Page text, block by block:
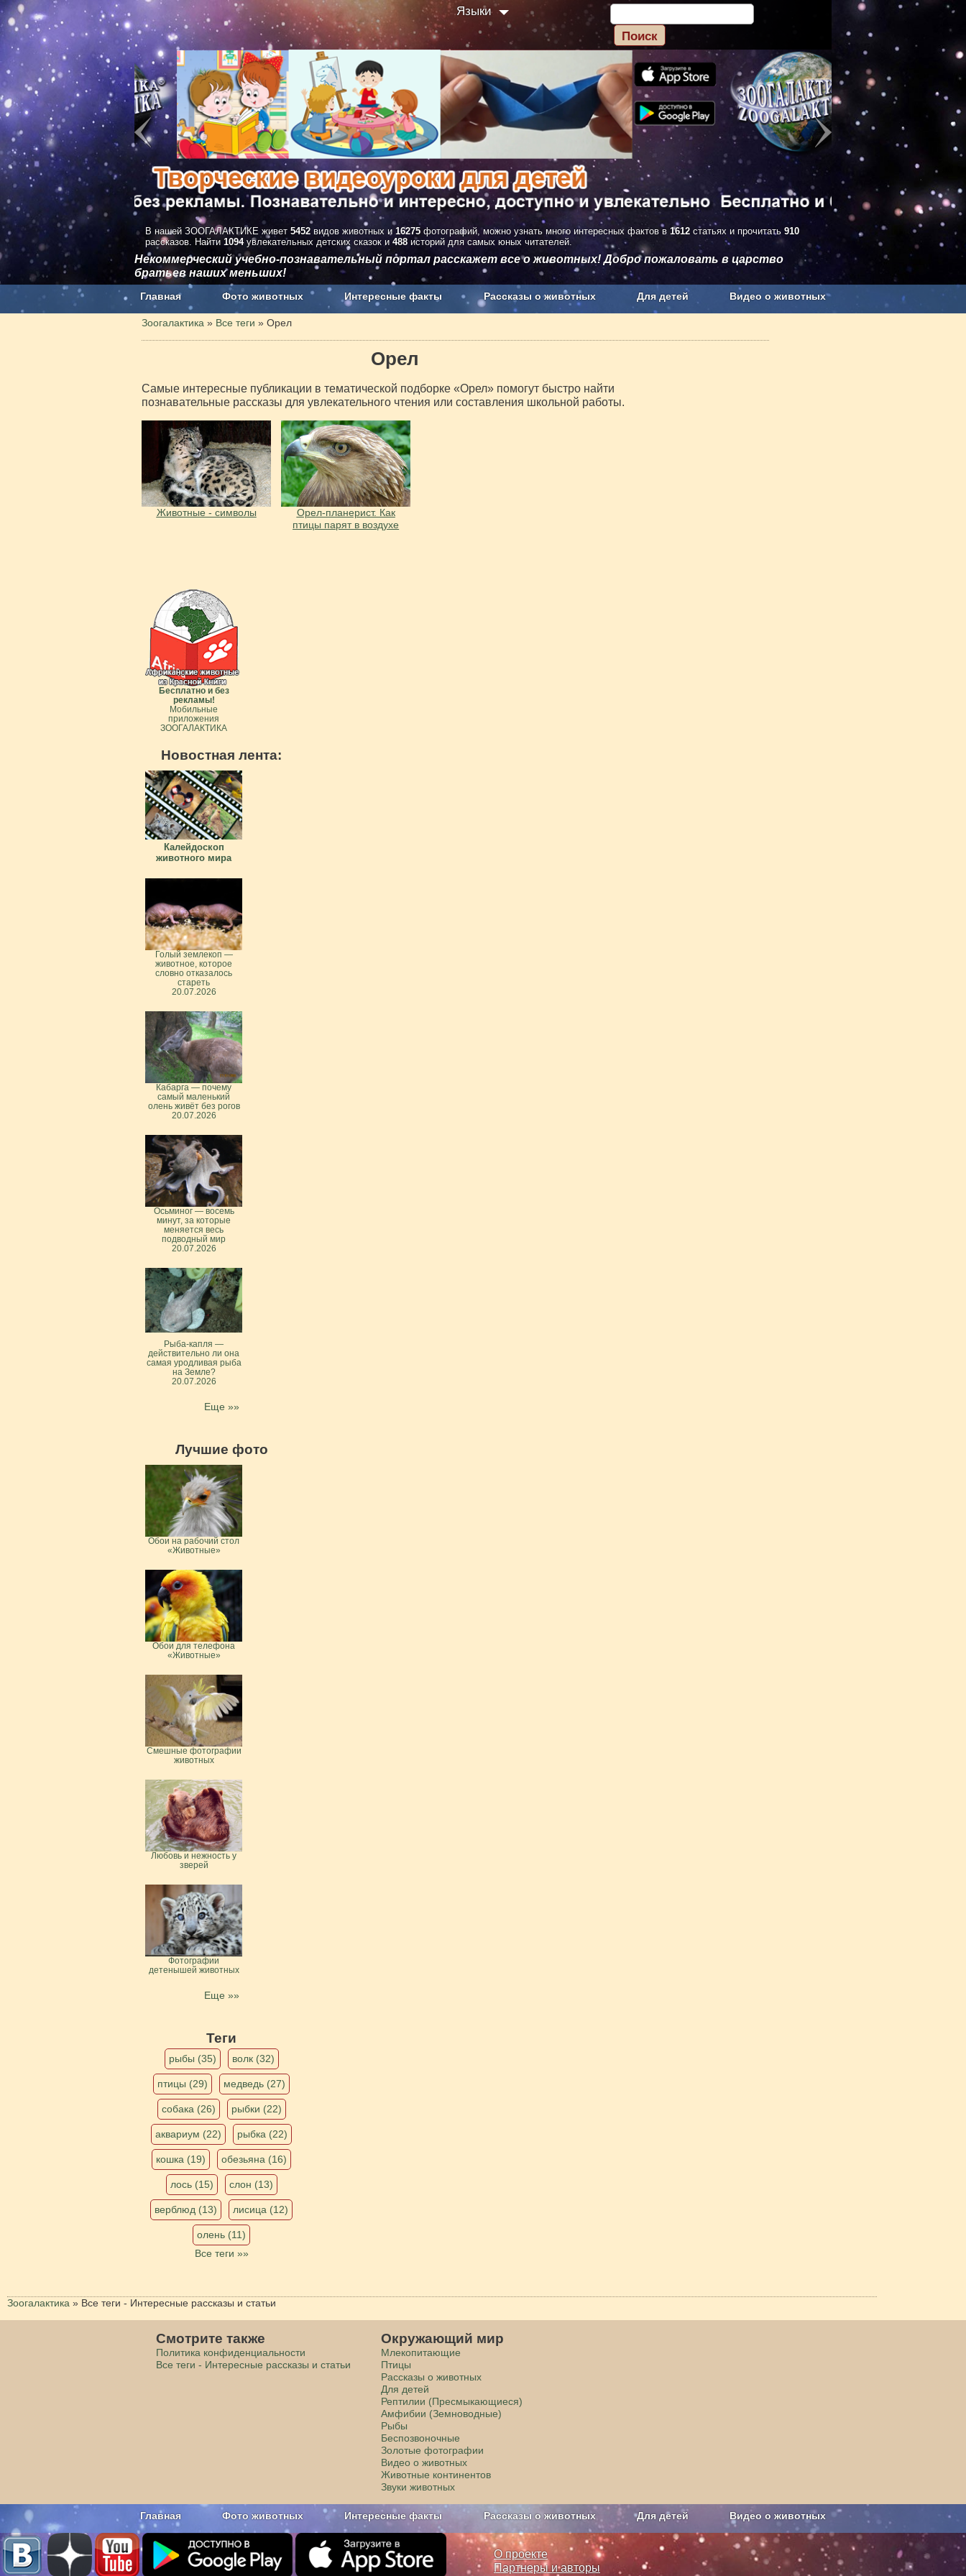
Языки
В нашей ЗООГАЛАКТИКЕ живет 5452 видов животных и 16275 фотографий, можно узнать много интересных фактов в 1612 статьях и прочитать 910
рассказов. Найти 1094увлекательных детских сказок и 488 историй для самых юных читателей.
Некоммерческий учебно-познавательный портал расскажет все о животных! Добро пожаловать в царство
братьев наших меньших!
Главная Фото животных Интересные факты Рассказы о животных Для детей Видео о животных
Наши приложения. Бесплатно и без рекламы
Зоогалактика » Все теги » Орел
Орел
Самые интересные публикации в тематической подборке «Орел» помогут быстро найти
познавательные рассказы для увлекательного чтения или составления школьной работы.
Животные - символы
Орел-планерист. Как
птицы парят в воздухе
Бесплатно и без
рекламы!
Мобильные
приложения
ЗООГАЛАКТИКА
Новостная лента:
Калейдоскоп
животного мира
Голый землекоп —
животное, которое
словно отказалось
стареть
20.07.2026
Кабарга — почему
самый маленький
олень живёт без рогов
20.07.2026
Осьминог — восемь
минут, за которые
меняется весь
подводный мир
20.07.2026
Рыба-капля —
действительно ли она
самая уродливая рыба
на Земле?
20.07.2026
Еще »»
Лучшие фото
Обои на рабочий стол
«Животные»
Обои для телефона
«Животные»
Смешные фотографии
животных
Любовь и нежность у
зверей
Фотографии
детенышей животных
Еще »»
Теги
рыбы (35) волк (32)
птицы (29) медведь (27)
собака (26) рыбки (22)
аквариум (22) рыбка (22)
кошка (19) обезьяна (16)
лось (15) слон (13)
верблюд (13) лисица (12)
олень (11)
Все теги »»
Зоогалактика » Все теги - Интересные рассказы и статьи
Смотрите также
Политика конфиденциальности
Все теги - Интересные рассказы и статьи
Окружающий мир
Млекопитающие
Птицы
Рассказы о животных
Для детей
Рептилии (Пресмыкающиеся)
Амфибии (Земноводные)
Рыбы
Беспозвоночные
Золотые фотографии
Видео о животных
Животные континентов
Звуки животных
Главная Фото животных Интересные факты Рассказы о животных Для детей Видео о животных
Наши приложения. Бесплатно и без рекламы О проекте Сельское хозяйство
О проекте
Партнеры и авторы